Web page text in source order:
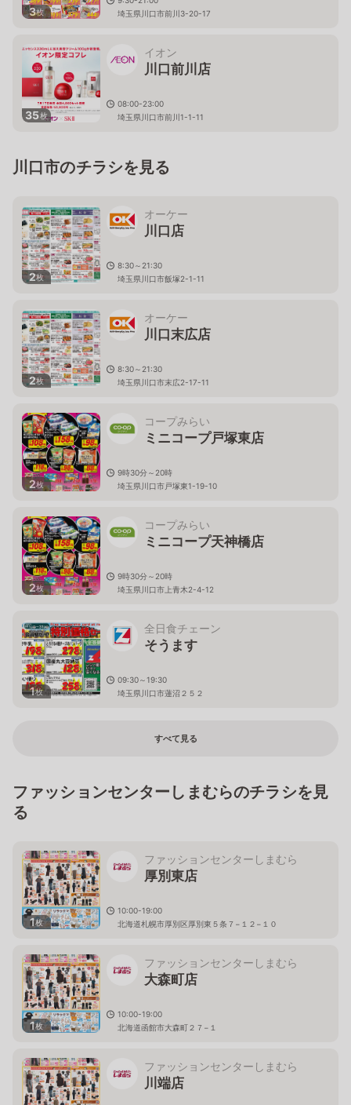
3枚
埼玉県川口市前川3-20-17
35枚
イオン
川口前川店
08:00-23:00
埼玉県川口市前川1-1-11
川口市のチラシを見る
2枚
オーケー
川口店
8:30～21:30
埼玉県川口市飯塚2-1-11
2枚
オーケー
川口末広店
8:30～21:30
埼玉県川口市末広2-17-11
2枚
コープみらい
ミニコープ戸塚東店
9時30分～20時
埼玉県川口市戸塚東1-19-10
2枚
コープみらい
ミニコープ天神橋店
9時30分～20時
埼玉県川口市上青木2-4-12
1枚
全日食チェーン
そうます
09:30～19:30
埼玉県川口市蓮沼２５２
すべて見る
ファッションセンターしまむらのチラシを見
る
1枚
ファッションセンターしまむら
厚別東店
10:00-19:00
北海道札幌市厚別区厚別東５条７−１２−１０
1枚
ファッションセンターしまむら
大森町店
10:00-19:00
北海道函館市大森町２７−１
ファッションセンターしまむら
川端店